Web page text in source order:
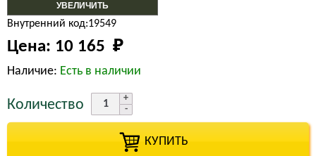
УВЕЛИЧИТЬ
Внутренний код:19549
Цена: 10 165 ₽
Наличие: Есть в наличии
Количество
КУПИТЬ